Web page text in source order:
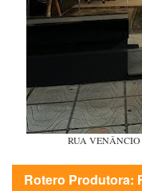
RUA VENÂNCIO
Rotero Produtora: